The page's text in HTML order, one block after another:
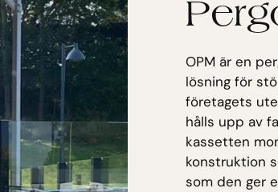
OPM är en
lösning för
företagets
hålls upp av
kassetten
konstruktion
som den ger